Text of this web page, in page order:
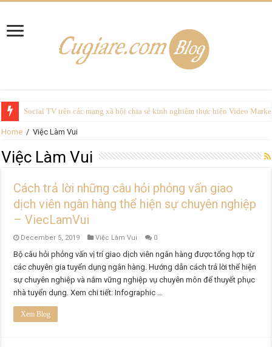
Social TV trên các mạng xã hội chia sẻ kinh nghiệm thực hiện Video
Home / Việc Làm Vui
Việc Làm Vui
Cách trả lời những câu hỏi phỏng vấn giao
dịch viên ngân hàng thể hiện sự chuyên nghiệp
– ViecLamVui
December 5, 2019 Việc Làm Vui 0
Bộ câu hỏi phỏng vấn vị trí giao dịch viên ngân hàng được tổng hợp từ
các chuyên gia tuyển dụng ngân hàng. Hướng dẫn cách trả lời thể hiện
sự chuyên nghiệp và nắm vững nghiệp vụ chuyên môn để thuyết phục
nhà tuyển dụng. Xem chi tiết: Infographic …
Xem Blog